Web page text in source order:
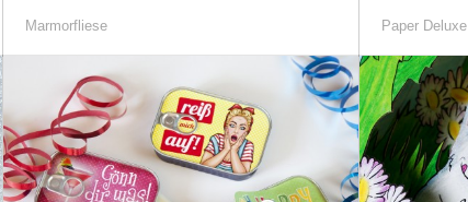
Marmorfliese Paper Deluxe